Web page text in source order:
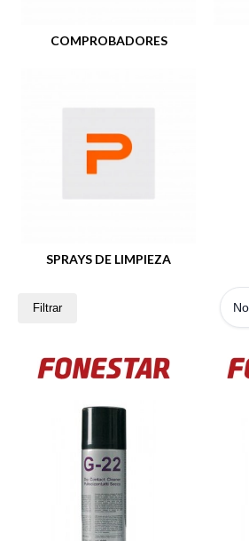
COMPROBADORES
SPRAYS DE LIMPIEZA
Filtrar